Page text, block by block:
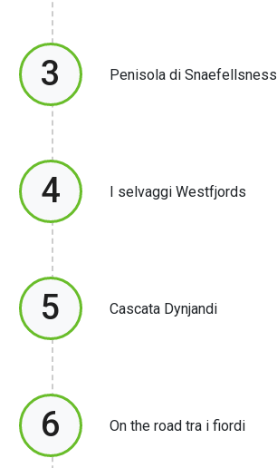
3 Penisola di Snaefellsness
4 I selvaggi Westfjords
5 Cascata Dynjandi
6 On the road tra i fiordi